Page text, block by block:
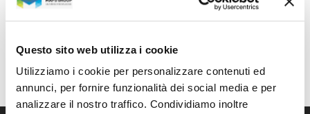
Questo sito web utilizza i cookie
Utilizziamo i cookie per personalizzare contenuti ed
annunci, per fornire funzionalità dei social media e per
analizzare il nostro traffico. Condividiamo inoltre